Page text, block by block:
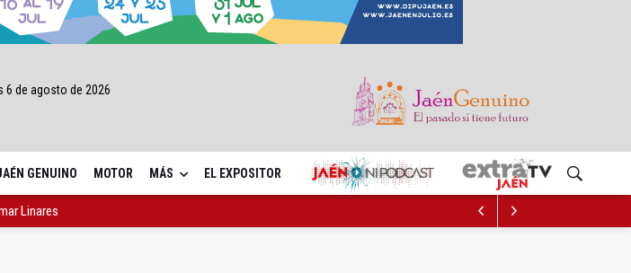
6 de agosto de 2026
GENUINO MOTOR MÁS EL EXPOSITOR
Linares